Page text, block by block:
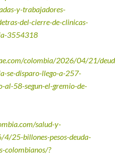
y-trabajadores-
del-cierre-de-clinicas-
3554318
colombia/2026/04/21/
se-disparo-llego-a-257-
al-58-segun-el-gremio-de-
salud-y-
25-billones-pesos-deuda-
colombianos/?